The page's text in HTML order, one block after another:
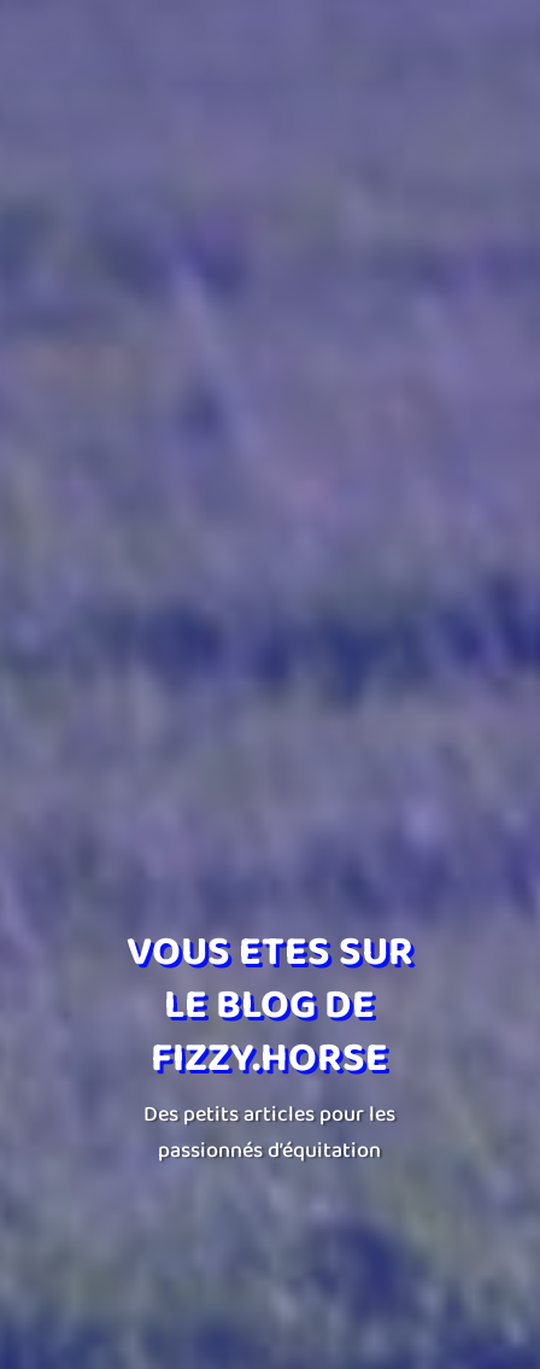
VOUS ETES SUR
LE BLOG DE
FIZZY.HORSE
Des petits articles pour les
passionnés d’équitation